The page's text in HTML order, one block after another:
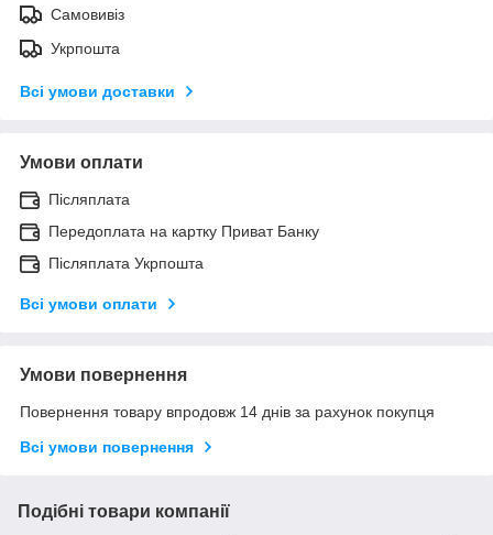
Самовивіз
Укрпошта
Всі умови доставки
Умови оплати
Післяплата
Передоплата на картку Приват Банку
Післяплата Укрпошта
Всі умови оплати
Умови повернення
Повернення товару впродовж 14 днів за рахунок покупця
Всі умови повернення
Подібні товари компанії